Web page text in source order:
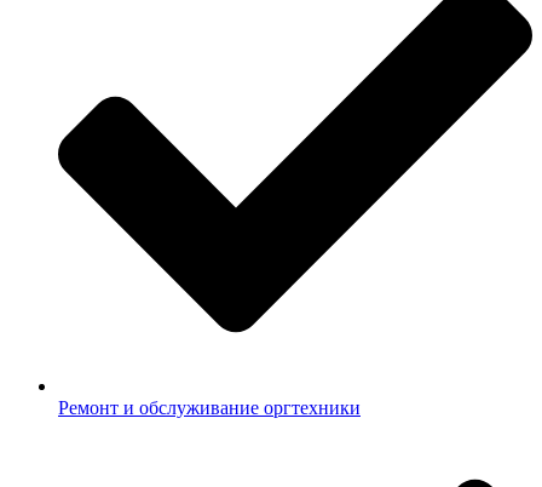
Ремонт и обслуживание оргтехники